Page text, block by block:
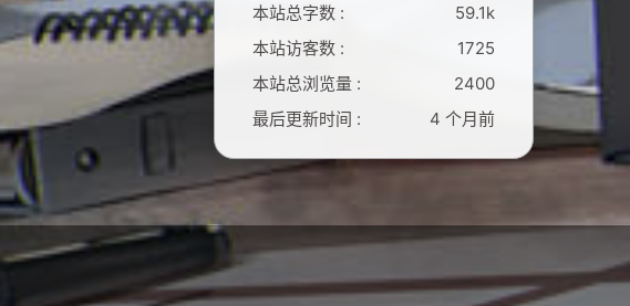
本站总字数 :
59.1k
本站访客数 :
1725
本站总浏览量 :
2400
最后更新时间 :
4 个月前